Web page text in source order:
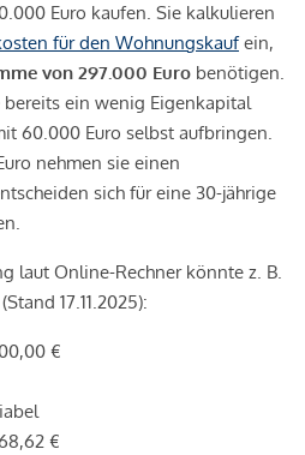
Euro kaufen. Sie kalkulieren
für den Wohnungskaufein,
von 297.000 Euro benötigen.
ein wenig Eigenkapital
60.000 Euro selbst aufbringen.
nehmen sie einen
sich für eine 30-jährige
laut Online-Rechner könnte z. B.
17.11.2025):
€
€